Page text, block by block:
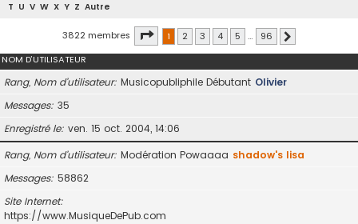
T U V W X Y Z Autre
3822 membres Page 1sur96
1 2 3 4 5 … 96
NOM D’UTILISATEUR
Rang, Nom d’utilisateur Musicopubliphile Débutant Olivier
Messages 35
Enregistré le ven. 15 oct. 2004, 14:06
Rang, Nom d’utilisateur Modération Powaaaa shadow's lisa
Messages 58862
Site Internet
https://www.MusiqueDePub.com